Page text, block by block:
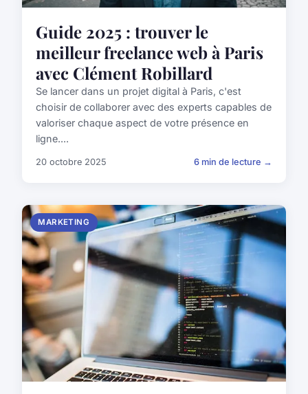
Guide 2025 : trouver le
meilleur freelance web à Paris
avec Clément Robillard
Se lancer dans un projet digital à Paris, c'est
choisir de collaborer avec des experts capables de
valoriser chaque aspect de votre présence en
ligne....
20 octobre 2025 6 min de lecture →
MARKETING